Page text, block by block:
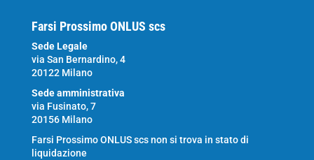
Farsi Prossimo ONLUS scs
Sede Legale
via San Bernardino, 4
20122 Milano
Sede amministrativa
via Fusinato, 7
20156 Milano
Farsi Prossimo ONLUS scs non si trova in stato di
liquidazione